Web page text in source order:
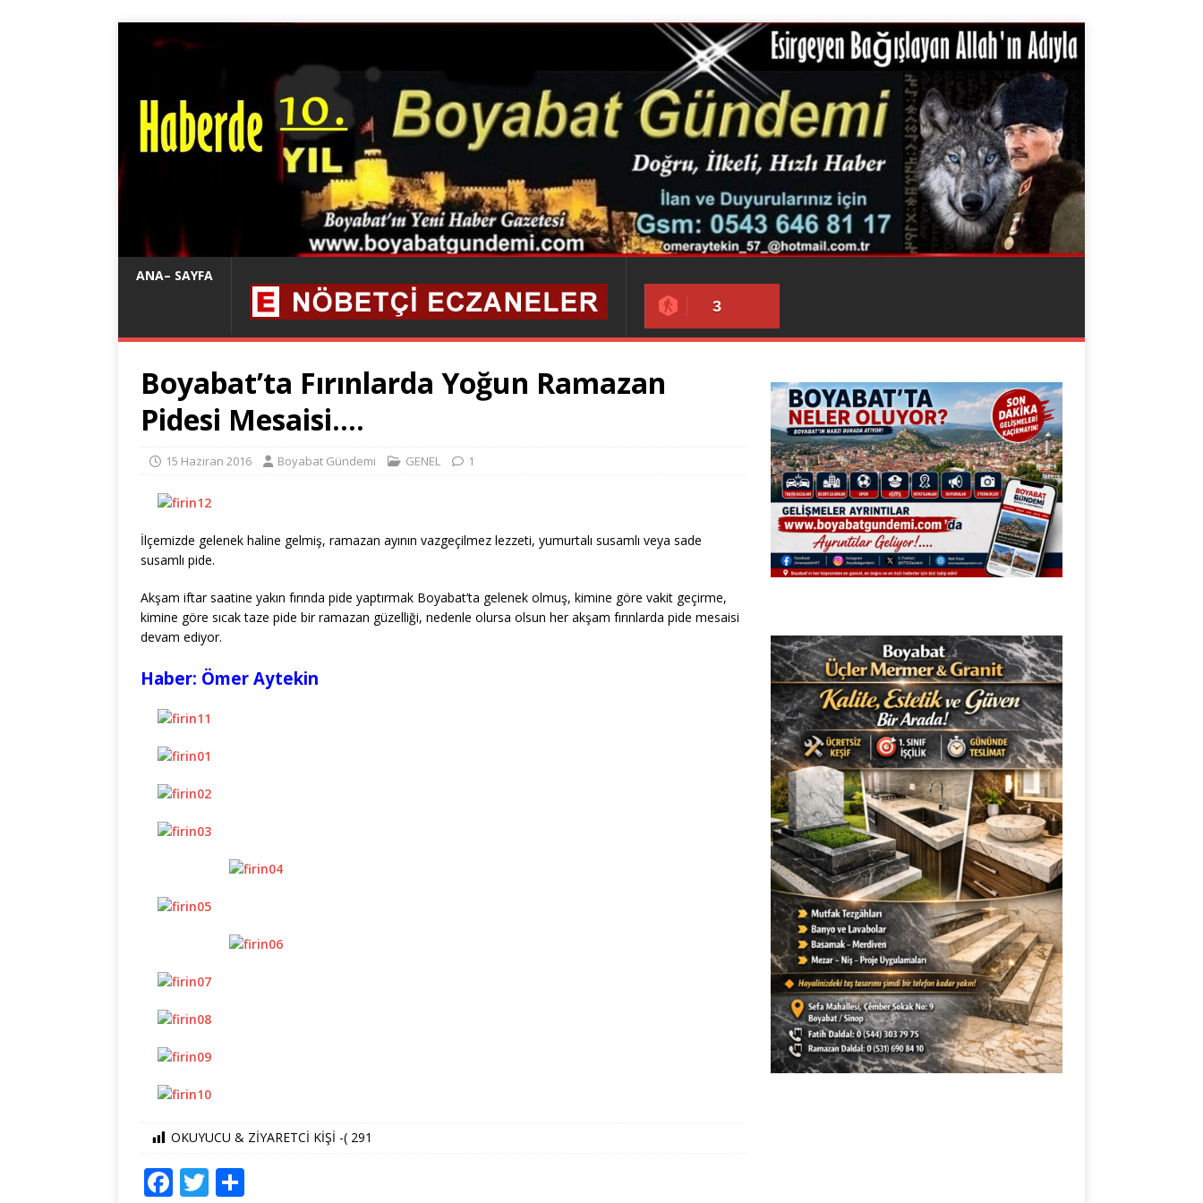
ANA– SAYFA
3
Boyabat’ta Fırınlarda Yoğun Ramazan
Pidesi Mesaisi….
15 Haziran 2016 Boyabat Gündemi GENEL 1
İlçemizde gelenek haline gelmiş, ramazan ayının vazgeçilmez lezzeti, yumurtalı susamlı veya sade
susamlı pide.
Akşam iftar saatine yakın fırında pide yaptırmak Boyabat’ta gelenek olmuş, kimine göre vakit geçirme,
kimine göre sıcak taze pide bir ramazan güzelliği, nedenle olursa olsun her akşam fırınlarda pide mesaisi
devam ediyor.
Haber: Ömer Aytekin
OKUYUCU & ZİYARETCİ KİŞİ -( 291
F T